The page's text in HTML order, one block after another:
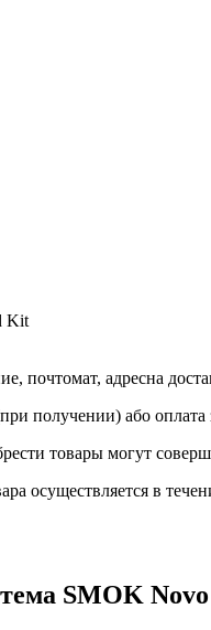
Kit
почтомат, адресна
получении) або оплата
товары могут
осуществляется в
SMOK